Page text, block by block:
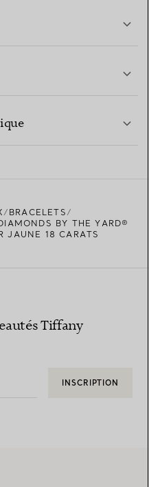
BRACELETS
BY THE YARD®
JAUNE 18 CARATS
Tiffany
INSCRIPTION